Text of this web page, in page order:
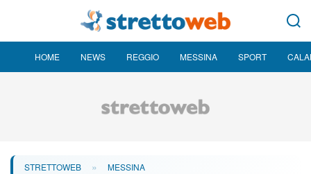
HOME NEWS REGGIO MESSINA SPORT
STRETTOWEB » MESSINA